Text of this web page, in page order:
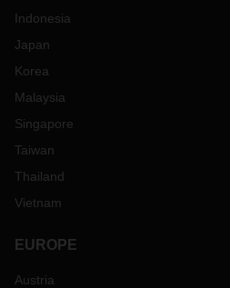
Indonesia
Japan
Korea
Malaysia
Singapore
Taiwan
Thailand
Vietnam
EUROPE
Austria